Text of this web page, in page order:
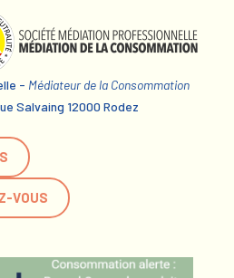
- Médiateur de la Consommation
Salvaing 12000 Rodez
VOUS